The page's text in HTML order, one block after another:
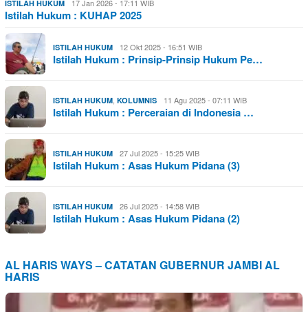
ISTILAH HUKUM 17 Jan 2026 - 17:11 WIB
Istilah Hukum : KUHAP 2025
ISTILAH HUKUM 12 Okt 2025 - 16:51 WIB
Istilah Hukum : Prinsip-Prinsip Hukum Pe…
ISTILAH HUKUM KOLUMNIS 11 Agu 2025 - 07:11 WIB
Istilah Hukum : Perceraian di Indonesia …
ISTILAH HUKUM 27 Jul 2025 - 15:25 WIB
Istilah Hukum : Asas Hukum Pidana (3)
ISTILAH HUKUM 26 Jul 2025 - 14:58 WIB
Istilah Hukum : Asas Hukum Pidana (2)
AL HARIS WAYS – CATATAN GUBERNUR JAMBI AL
HARIS